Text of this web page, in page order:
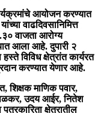
आयोजन करण्यात
वाढदिवसानिमित्त
वाजता आरोग्य
आला आहे. दुपारी २
विविध क्षेत्रांत कार्यरत
करण्यात येणार आहे.
शिक्षक माणिक पवार,
उदय आईर, नितेश
क्षेत्रातील